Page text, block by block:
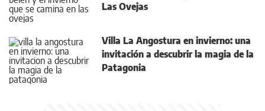
Las Ovejas
Villa La Angostura en invierno: una
invitación a descubrir la magia de la
Patagonia